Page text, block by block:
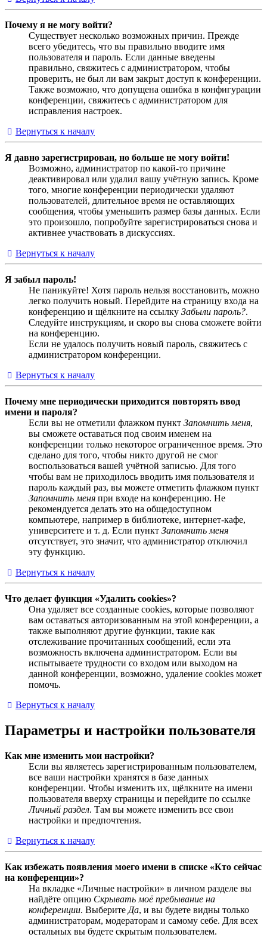
Почему я не могу войти?
Существует несколько возможных причин. Прежде
всего убедитесь, что вы правильно вводите имя
пользователя и пароль. Если данные введены
правильно, свяжитесь с администратором, чтобы
проверить, не был ли вам закрыт доступ к конференции.
Также возможно, что допущена ошибка в конфигурации
конференции, свяжитесь с администратором для
исправления настроек.
Вернуться к началу
Я давно зарегистрирован, но больше не могу войти!
Возможно, администратор по какой-то причине
деактивировал или удалил вашу учётную запись. Кроме
того, многие конференции периодически удаляют
пользователей, длительное время не оставляющих
сообщения, чтобы уменьшить размер базы данных. Если
это произошло, попробуйте зарегистрироваться снова и
активнее участвовать в дискуссиях.
Вернуться к началу
Я забыл пароль!
Не паникуйте! Хотя пароль нельзя восстановить, можно
легко получить новый. Перейдите на страницу входа на
конференцию и щёлкните на ссылку Забыли пароль?.
Следуйте инструкциям, и скоро вы снова сможете войти
на конференцию.
Если не удалось получить новый пароль, свяжитесь с
администратором конференции.
Вернуться к началу
Почему мне периодически приходится повторять ввод
имени и пароля?
Если вы не отметили флажком пункт Запомнить меня,
вы сможете оставаться под своим именем на
конференции только некоторое ограниченное время. Это
сделано для того, чтобы никто другой не смог
воспользоваться вашей учётной записью. Для того
чтобы вам не приходилось вводить имя пользователя и
пароль каждый раз, вы можете отметить флажком пункт
Запомнить меня при входе на конференцию. Не
рекомендуется делать это на общедоступном
компьютере, например в библиотеке, интернет-кафе,
университете и т. д. Если пункт Запомнить меня
отсутствует, это значит, что администратор отключил
эту функцию.
Вернуться к началу
Что делает функция «Удалить cookies»?
Она удаляет все созданные cookies, которые позволяют
вам оставаться авторизованным на этой конференции, а
также выполняют другие функции, такие как
отслеживание прочитанных сообщений, если эта
возможность включена администратором. Если вы
испытываете трудности со входом или выходом на
данной конференции, возможно, удаление cookies может
помочь.
Вернуться к началу
Параметры и настройки пользователя
Как мне изменить мои настройки?
Если вы являетесь зарегистрированным пользователем,
все ваши настройки хранятся в базе данных
конференции. Чтобы изменить их, щёлкните на имени
пользователя вверху страницы и перейдите по ссылке
Личный раздел. Там вы можете изменить все свои
настройки и предпочтения.
Вернуться к началу
Как избежать появления моего имени в списке «Кто сейчас
на конференции»?
На вкладке «Личные настройки» в личном разделе вы
найдёте опцию Скрывать моё пребывание на
конференции. Выберите Да, и вы будете видны только
администраторам, модераторам и самому себе. Для всех
остальных вы будете скрытым пользователем.